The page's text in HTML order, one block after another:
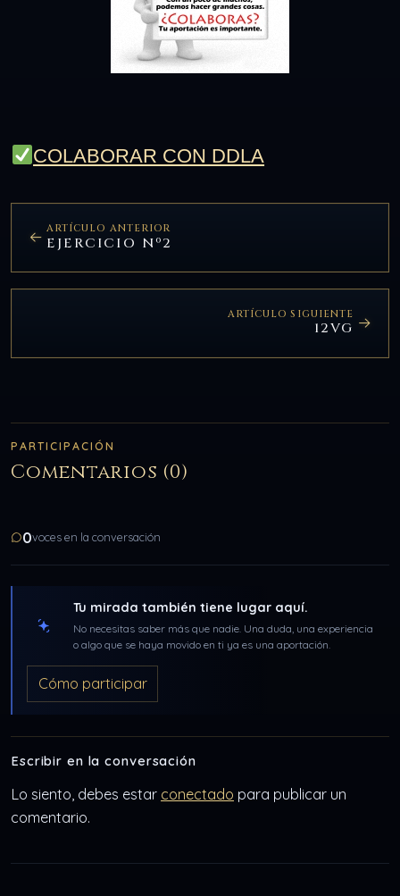
COLABORAR CON DDLA
ARTÍCULO ANTERIOR
EJERCICIO Nº2
ARTÍCULO SIGUIENTE
12VG
PARTICIPACIÓN
Comentarios (0)
0voces en la conversación
Tu mirada también tiene lugar aquí.
No necesitas saber más que nadie. Una duda, una experiencia
o algo que se haya movido en ti ya es una aportación.
Cómo participar
Escribir en la conversación
Lo siento, debes estar conectado para publicar un
comentario.